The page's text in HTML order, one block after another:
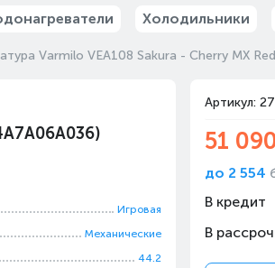
Холодильники
Varmilo VEA108 Sakura - Cherry MX
Игровая
Механические
44.2
Артикул:
51
до 2 554
В кредит
В